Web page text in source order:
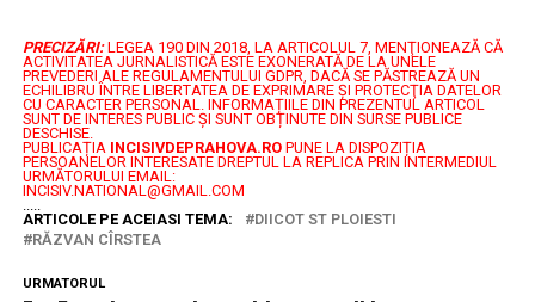
PRECIZĂRI: LEGEA 190 DIN 2018, LA ARTICOLUL 7, MENŢIONEAZĂ CĂ
ACTIVITATEA JURNALISTICĂ ESTE EXONERATĂ DE LA UNELE
PREVEDERI ALE REGULAMENTULUI GDPR, DACĂ SE PĂSTREAZĂ UN
ECHILIBRU ÎNTRE LIBERTATEA DE EXPRIMARE ŞI PROTECŢIA DATELOR
CU CARACTER PERSONAL. INFORMAȚIILE DIN PREZENTUL ARTICOL
SUNT DE INTERES PUBLIC ȘI SUNT OBȚINUTE DIN SURSE PUBLICE
DESCHISE.
PUBLICAȚIA INCISIVDEPRAHOVA.ROPUNE LA DISPOZIȚIA
PERSOANELOR INTERESATE DREPTUL LA REPLICA PRIN INTERMEDIUL
URMĂTORULUI EMAIL:
INCISIV.NATIONAL@GMAIL.COM
.....
ARTICOLE PE ACEIASI TEMA:
DIICOT ST PLOIESTI
RĂZVAN CÎRSTEA
URMATORUL